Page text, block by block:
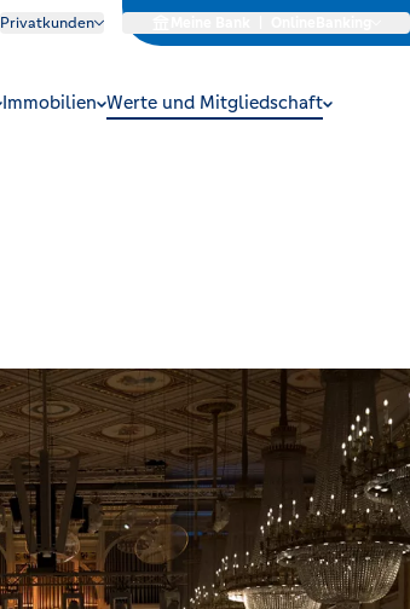
Privatkunden
Immobilien Werte und Mitgliedschaft